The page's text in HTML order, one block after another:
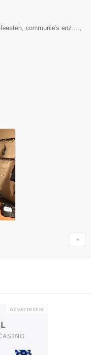
communie's enz....,